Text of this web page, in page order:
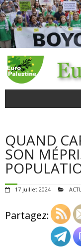
POUR AGIR
AGENDA
VIDÉOS
QUI SOMMES-NOUS ?
ADHÉSIONS, DONS,
QUAND
SON
17 juillet 2024
Partagez: